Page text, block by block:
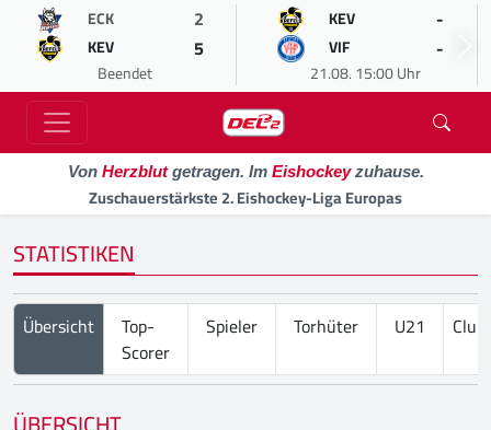
ECK 2
KEV 5
Beendet
KEV -
VIF -
21.08. 15:00 Uhr
Von Herzblutgetragen. Im Eishockeyzuhause.
Zuschauerstärkste 2. Eishockey-Liga Europas
STATISTIKEN
Übersicht
Top-
Scorer
Spieler Torhüter U21